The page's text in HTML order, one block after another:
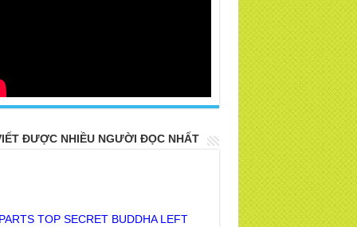
ĐƯỢC NHIỀU NGƯỜI ĐỌC NHẤT